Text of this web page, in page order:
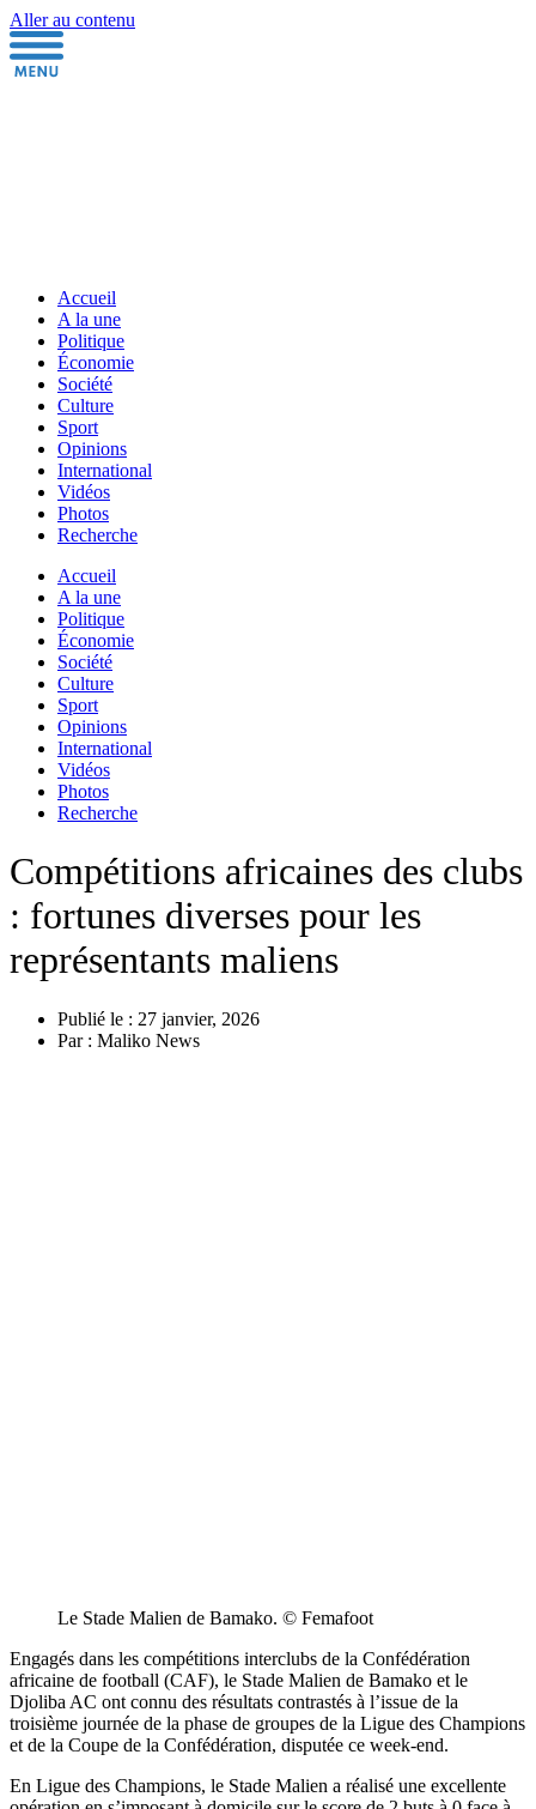
Aller au contenu
Accueil
A la une
Politique
Économie
Société
Culture
Sport
Opinions
International
Vidéos
Photos
Recherche
Accueil
A la une
Politique
Économie
Société
Culture
Sport
Opinions
International
Vidéos
Photos
Recherche
Compétitions africaines des clubs
: fortunes diverses pour les
représentants maliens
Publié le : 27 janvier, 2026
Par : Maliko News
Le Stade Malien de Bamako. © Femafoot
Engagés dans les compétitions interclubs de la Confédération
africaine de football (CAF), le Stade Malien de Bamako et le
Djoliba AC ont connu des résultats contrastés à l’issue de la
troisième journée de la phase de groupes de la Ligue des Champions
et de la Coupe de la Confédération, disputée ce week-end.
En Ligue des Champions, le Stade Malien a réalisé une excellente